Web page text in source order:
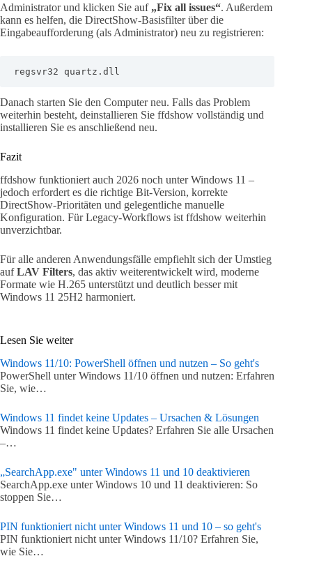
Administrator und klicken Sie auf „Fix all issues“. Außerdem
kann es helfen, die DirectShow-Basisfilter über die
Eingabeaufforderung (als Administrator) neu zu registrieren:
regsvr32 quartz.dll
Danach starten Sie den Computer neu. Falls das Problem
weiterhin besteht, deinstallieren Sie ffdshow vollständig und
installieren Sie es anschließend neu.
Fazit
ffdshow funktioniert auch 2026 noch unter Windows 11 –
jedoch erfordert es die richtige Bit-Version, korrekte
DirectShow-Prioritäten und gelegentliche manuelle
Konfiguration. Für Legacy-Workflows ist ffdshow weiterhin
unverzichtbar.
Für alle anderen Anwendungsfälle empfiehlt sich der Umstieg
aufLAV Filters, das aktiv weiterentwickelt wird, moderne
Formate wie H.265 unterstützt und deutlich besser mit
Windows 11 25H2 harmoniert.
Lesen Sie weiter
Windows 11/10: PowerShell öffnen und nutzen – So geht's
PowerShell unter Windows 11/10 öffnen und nutzen: Erfahren
Sie, wie…
Windows 11 findet keine Updates – Ursachen & Lösungen
Windows 11 findet keine Updates? Erfahren Sie alle Ursachen
–…
„SearchApp.exe" unter Windows 11 und 10 deaktivieren
SearchApp.exe unter Windows 10 und 11 deaktivieren: So
stoppen Sie…
PIN funktioniert nicht unter Windows 11 und 10 – so geht's
PIN funktioniert nicht unter Windows 11/10? Erfahren Sie,
wie Sie…